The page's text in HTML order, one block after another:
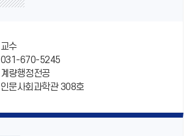
교수
031-670-5245
계량행정전공
인문사회과학관 308호